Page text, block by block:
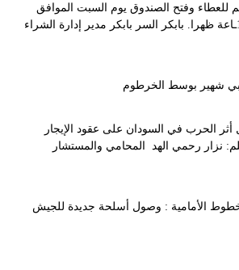
للعطاء وفتح الصندوق يوم السبت الموافق
2025/7/12م السـ12ـاعة ظهرا. بابكر السر بابكر مدير إدارة الشراء
شهير بوسط الخرطوم
أثر الحرب في السودان على عقود الإيجار
نزار رحمي الهد المحامي والمستشار
الأمامية : وصول أسلحة جديدة للجيش